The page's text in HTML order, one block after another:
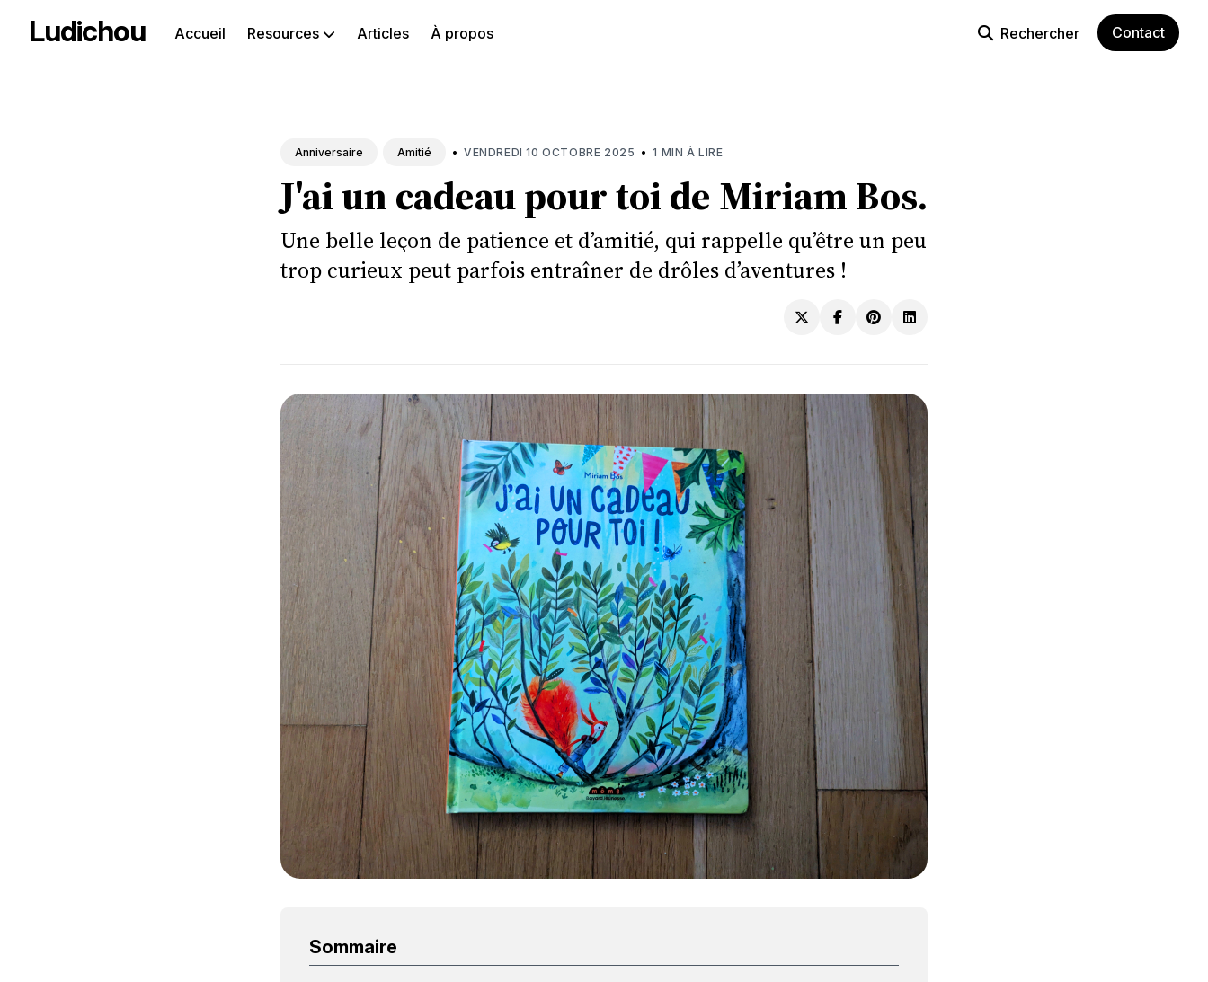
Ludichou Accueil Resources Articles À propos Rechercher Contact
Anniversaire Amitié • VENDREDI 10 OCTOBRE 2025 • 1 MIN À LIRE
J'ai un cadeau pour toi de Miriam Bos.
Une belle leçon de patience et d’amitié, qui rappelle qu’être un peu
trop curieux peut parfois entraîner de drôles d’aventures !
Sommaire